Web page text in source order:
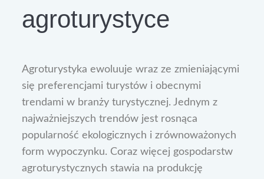
agroturystyce
Agroturystyka ewoluuje wraz ze zmieniającymi
się preferencjami turystów i obecnymi
trendami w branży turystycznej. Jednym z
najważniejszych trendów jest rosnąca
popularność ekologicznych i zrównoważonych
form wypoczynku. Coraz więcej gospodarstw
agroturystycznych stawia na produkcję